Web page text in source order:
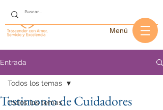
Menú
Entrada
Todos los temas
Todos los temas
Testimonio de Cuidadores